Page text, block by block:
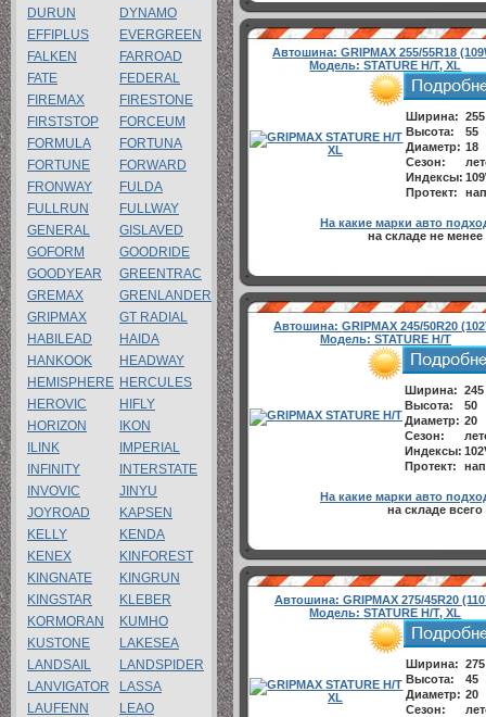
Автошина: GRIPMAX 255/55R18
Модель:STATURE H/T, XL
Ширина: 255
Высота:
55
Диаметр: 18
Сезон:
Индексы:
Протект:
На какие марки авто
на складе не менее
Автошина:GRIPMAX 245/50R20
Модель: STATURE H/T
Ширина: 245
Высота:
50
Диаметр: 20
Сезон:
Индексы:
Протект:
На какие марки авто
на складе всего
Автошина: GRIPMAX 275/45R20
Модель:STATURE H/T, XL
Ширина: 275
Высота:
45
Диаметр: 20
Сезон:
DURUN
DYNAMO
EFFIPLUS
EVERGREEN
FALKEN
FARROAD
FATE
FEDERAL
FIREMAX
FIRESTONE
FIRSTSTOP
FORCEUM
FORMULA
FORTUNA
FORTUNE
FORWARD
FRONWAY
FULDA
FULLRUN
FULLWAY
GENERAL
GISLAVED
GOFORM
GOODRIDE
GOODYEAR
GREENTRAC
GREMAX
GRENLANDER
GRIPMAX
GT RADIAL
HABILEAD
HAIDA
HANKOOK
HEADWAY
HEMISPHERE HERCULES
HEROVIC
HIFLY
HORIZON
IKON
ILINK
IMPERIAL
INFINITY
INTERSTATE
INVOVIC
JINYU
JOYROAD
KAPSEN
KELLY
KENDA
KENEX
KINFOREST
KINGNATE
KINGRUN
KINGSTAR
KLEBER
KORMORAN
KUMHO
KUSTONE
LAKESEA
LANDSAIL
LANDSPIDER
LANVIGATOR
LASSA
LAUFENN
LEAO